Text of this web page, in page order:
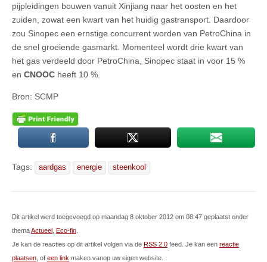
pijpleidingen bouwen vanuit Xinjiang naar het oosten en het
zuiden, zowat een kwart van het huidig gastransport. Daardoor
zou Sinopec een ernstige concurrent worden van PetroChina in
de snel groeiende gasmarkt. Momenteel wordt drie kwart van
het gas verdeeld door PetroChina, Sinopec staat in voor 15 %
en CNOOC heeft 10 %.
Bron: SCMP
Tags: aardgas energie steenkool
Dit artikel werd toegevoegd op maandag 8 oktober 2012 om 08:47 geplaatst onder
themaActueel Eco-fin
Je kan de reacties op dit artikel volgen via de RSS 2.0 feed. Je kan een reactie
plaatsen , of een link maken vanop uw eigen website.